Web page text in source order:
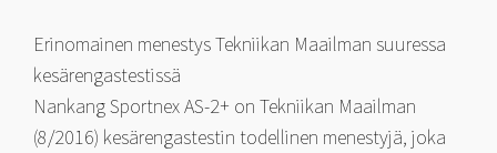
Erinomainen menestys Tekniikan Maailman suuressa
kesärengastestissä
Nankang Sportnex AS-2+ on Tekniikan Maailman
(8/2016) kesärengastestin todellinen menestyjä, joka